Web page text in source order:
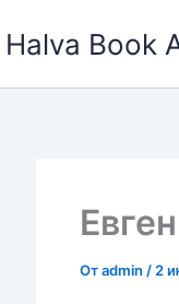
Halva Book
Отadmin / 2